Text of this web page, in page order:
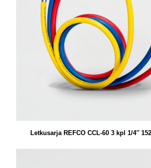
Letkusarja REFCO CCL-60 3 kpl 1/4″